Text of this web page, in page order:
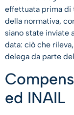
effettuata prima di
della normativa,
siano state inviate
data: ciò che
delega da parte
ed INAIL